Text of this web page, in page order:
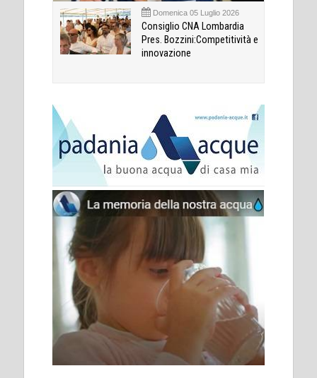
Domenica 05 Luglio 2026
Consiglio CNA Lombardia
Pres. Bozzini:Competitività e
innovazione